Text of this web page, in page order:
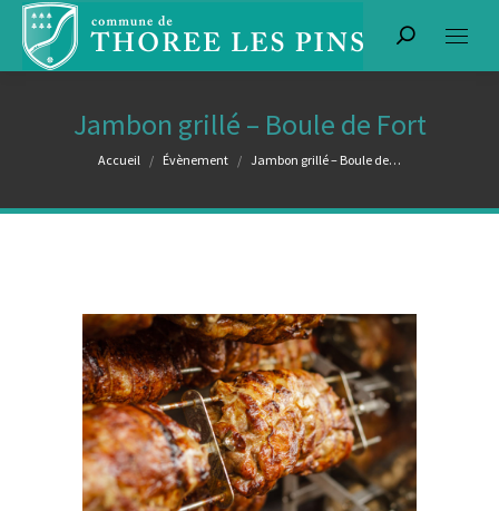
Recherche
Jambon grillé – Boule de Fort
Vous êtes ici :
Accueil Évènement Jambon grillé – Boule de…